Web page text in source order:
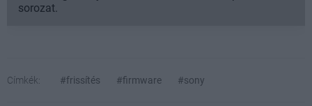
sorozat.
Címkék: #frissítés #firmware #sony